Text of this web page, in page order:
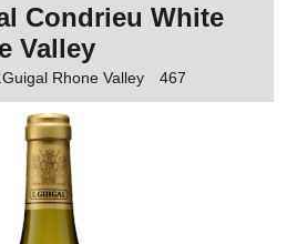
Condrieu White
Valley
Rhone Valley 467